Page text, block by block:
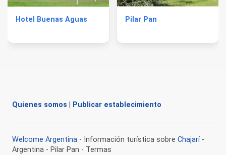
Hotel Buenas Aguas Pilar Pan
Quienes somos Publicar establecimiento
Welcome Argentina - Información turística sobre Chajarí-
Argentina - Pilar Pan - Termas